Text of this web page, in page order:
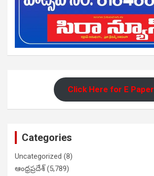
Click Here for E Paper
Categories
Uncategorized (8)
ఆంధ్రప్రదేశ్(5,789)